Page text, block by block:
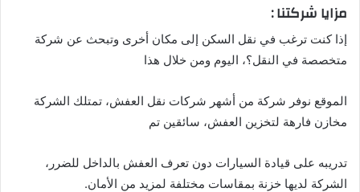
مزايا شركتنا :
إذا كنت ترغب في نقل السكن إلى مكان أخرى وتبحث عن شركة
متخصصة في النقل؟، اليوم ومن خلال هذا
الموقع نوفر شركة من أشهر شركات نقل العفش، تمتلك الشركة
مخازن فارهة لتخزين العفش، سائقين تم
تدريبه على قيادة السيارات دون تعرف العفش بالداخل للضرر،
الشركة لديها خزنة بمقاسات مختلفة لمزيد من الأمان.